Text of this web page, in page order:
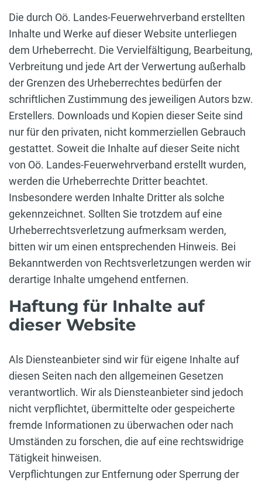
Die durch Oö. Landes-Feuerwehrverband erstellten
Inhalte und Werke auf dieser Website unterliegen
dem Urheberrecht. Die Vervielfältigung, Bearbeitung,
Verbreitung und jede Art der Verwertung außerhalb
der Grenzen des Urheberrechtes bedürfen der
schriftlichen Zustimmung des jeweiligen Autors bzw.
Erstellers. Downloads und Kopien dieser Seite sind
nur für den privaten, nicht kommerziellen Gebrauch
gestattet. Soweit die Inhalte auf dieser Seite nicht
von Oö. Landes-Feuerwehrverband erstellt wurden,
werden die Urheberrechte Dritter beachtet.
Insbesondere werden Inhalte Dritter als solche
gekennzeichnet. Sollten Sie trotzdem auf eine
Urheberrechtsverletzung aufmerksam werden,
bitten wir um einen entsprechenden Hinweis. Bei
Bekanntwerden von Rechtsverletzungen werden wir
derartige Inhalte umgehend entfernen.
Haftung für Inhalte auf
dieser Website
Als Diensteanbieter sind wir für eigene Inhalte auf
diesen Seiten nach den allgemeinen Gesetzen
verantwortlich. Wir als Diensteanbieter sind jedoch
nicht verpflichtet, übermittelte oder gespeicherte
fremde Informationen zu überwachen oder nach
Umständen zu forschen, die auf eine rechtswidrige
Tätigkeit hinweisen.
Verpflichtungen zur Entfernung oder Sperrung der